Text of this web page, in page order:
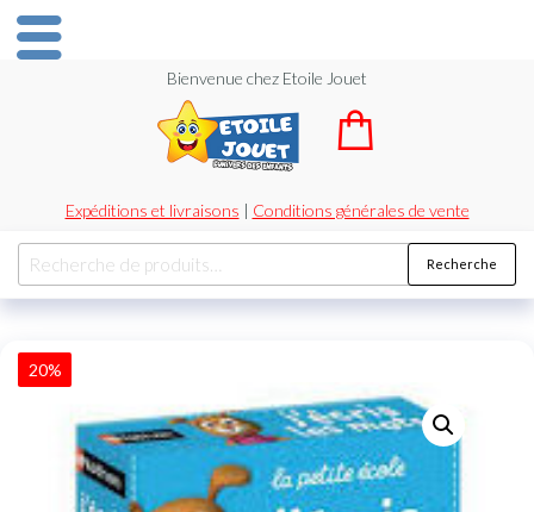
Bienvenue chez Etoile Jouet
Expéditions et livraisons | Conditions générales de vente
Recherche
20%